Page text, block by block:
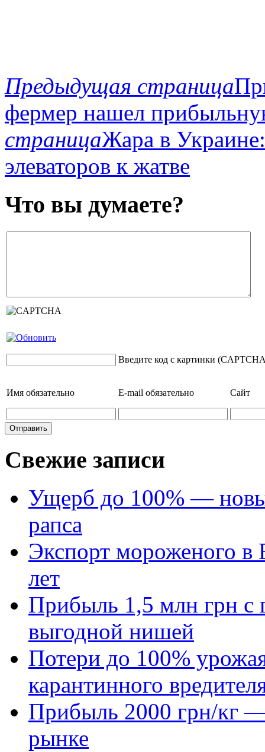
Предыдущая страница
фермер нашел
страницаЖара в
элеваторов к жатве
Что вы думаете?
Введите код с картинки
Имя обязательно E-mail обязательно Сайт
Свежие записи
Ущерб до 100% —
рапса
Экспорт мороженого в
лет
Прибыль 1,5 млн грн с
выгодной нишей
Потери до 100%
карантинного
Прибыль 2000 грн/кг —
рынке